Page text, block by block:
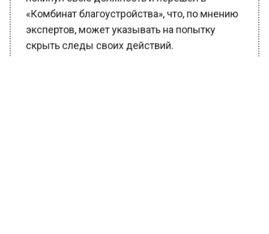
«Комбинат благоустройства», что, по мнению
экспертов, может указывать на попытку
скрыть следы своих действий.